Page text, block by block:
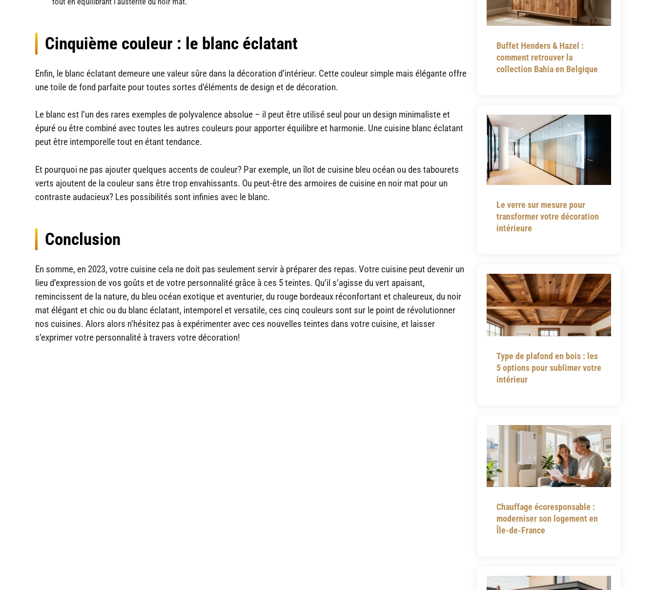
Cinquième couleur : le blanc éclatant
Enfin, le blanc éclatant demeure une valeur sûre dans la décoration d’intérieur. Cette couleur simple mais élégante offre
une toile de fond parfaite pour toutes sortes d’éléments de design et de décoration.
Le blanc est l’un des rares exemples de polyvalence absolue – il peut être utilisé seul pour un design minimaliste et
épuré ou être combiné avec toutes les autres couleurs pour apporter équilibre et harmonie. Une cuisine blanc éclatant
peut être intemporelle tout en étant tendance.
Et pourquoi ne pas ajouter quelques accents de couleur? Par exemple, un îlot de cuisine bleu océan ou des tabourets
verts ajoutent de la couleur sans être trop envahissants. Ou peut-être des armoires de cuisine en noir mat pour un
contraste audacieux? Les possibilités sont infinies avec le blanc.
Conclusion
En somme, en 2023, votre cuisine cela ne doit pas seulement servir à préparer des repas. Votre cuisine peut devenir un
lieu d’expression de vos goûts et de votre personnalité grâce à ces 5 teintes. Qu’il s’agisse du vert apaisant,
remincissent de la nature, du bleu océan exotique et aventurier, du rouge bordeaux réconfortant et chaleureux, du noir
mat élégant et chic ou du blanc éclatant, intemporel et versatile, ces cinq couleurs sont sur le point de révolutionner
nos cuisines. Alors alors n’hésitez pas à expérimenter avec ces nouvelles teintes dans votre cuisine, et laisser
s’exprimer votre personnalité à travers votre décoration!
Buffet Henders & Hazel :
comment retrouver la
collection Bahia en Belgique
Le verre sur mesure pour
transformer votre décoration
intérieure
Type de plafond en bois : les
5 options pour sublimer votre
intérieur
Chauffage écoresponsable :
moderniser son logement en
Île-de-France